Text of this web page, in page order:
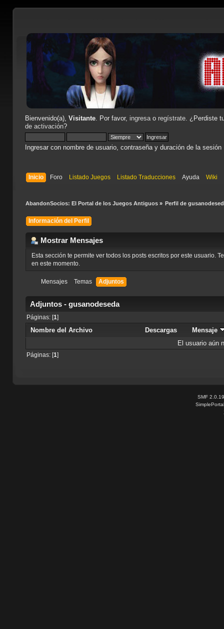
Bienvenido(a), Visitante. Por favor, ingresao regístrate. ¿Perdiste
de activación?
Ingresar con nombre de usuario, contraseña y duración de la sesión
Inicio Foro Listado Juegos Listado Traducciones Ayuda Wiki
AbandonSocios: El Portal de los Juegos Antiguos» Perfil de
Información del Perfil
Mostrar Mensajes
Esta sección te permite ver todos los posts escritos por este usuario.
en este momento.
Mensajes Temas Adjuntos
Adjuntos - gusanodeseda
Páginas: [1]
Nombre del Archivo Descargas
Mensaje
El usuario aún
Páginas: [1]
SMF 2.0.19